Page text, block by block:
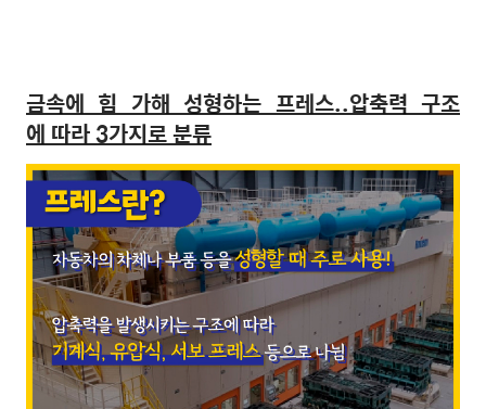
금속에 힘 가해 성형하는 프레스..압축력 구조
에 따라 3가지로 분류